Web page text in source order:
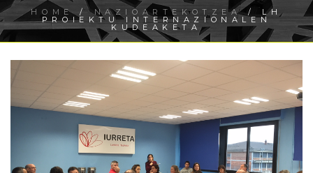
HOME/NAZIOARTEKOTZEA/ LH
PROIEKTU INTERNAZIONALEN
KUDEAKETA